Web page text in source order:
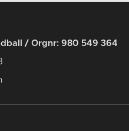
/ Orgnr: 980 549 364